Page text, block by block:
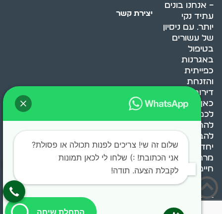
– אנחנו בונים
עתיד נקי
יותר. עם ניסיון
של עשורים
בטיפול
באגרנות
כפייתית
והזנחת
דירות, אנחנו
כאן כדי לעזור
לכם
להתמודד,
להבין ולשנות.
יחד, ניצור
מרחב
חיים בריא ומאוזן.
יצירת קשר
0522071171
שלום זה שי! צריכים לפנות תכולה או פסולת?
אני הכתובת! :) שלחו לי לכאן תמונות
לקבלת הצעה. תודה!
התחלת שיחה